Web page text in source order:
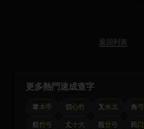
返回列表
更多熱門速成查字
韋木手 切心竹 叉 水戈 角
航竹弓 丈十大 瓶廿弓 民